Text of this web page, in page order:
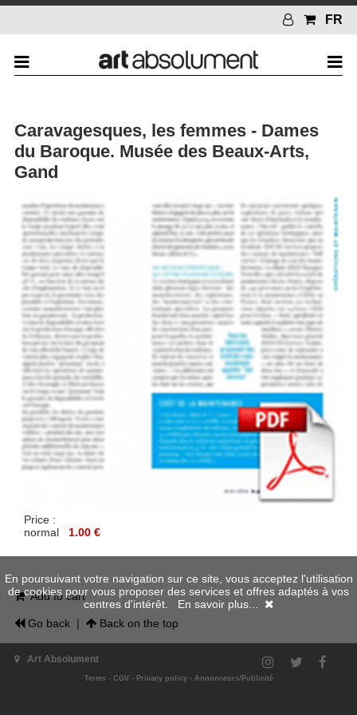
FR
Caravagesques, les femmes - Dames
du Baroque. Musée des Beaux-Arts,
Gand
Price :
normal
1.00 €
Add to cart
Go back| Back on the top
Art Absolument
Terms- CGV- Privacy policy- Annonceurs/Publicité
En poursuivant votre navigation sur ce site, vous acceptez l'utilisation
de cookies pour vous proposer des services et offres adaptés à vos
centres d'intérêt. En savoir plus...